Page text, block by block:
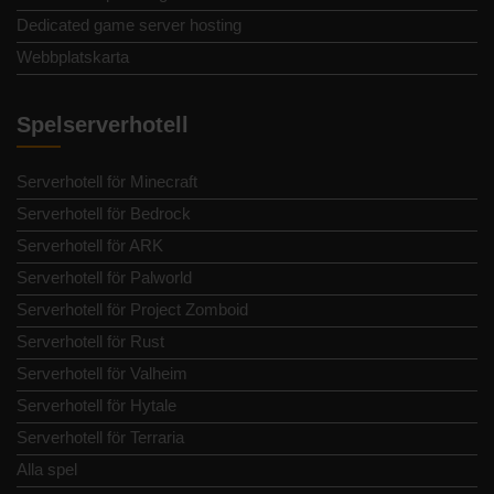
Dedicated game server hosting
Webbplatskarta
Spelserverhotell
Serverhotell för Minecraft
Serverhotell för Bedrock
Serverhotell för ARK
Serverhotell för Palworld
Serverhotell för Project Zomboid
Serverhotell för Rust
Serverhotell för Valheim
Serverhotell för Hytale
Serverhotell för Terraria
Alla spel